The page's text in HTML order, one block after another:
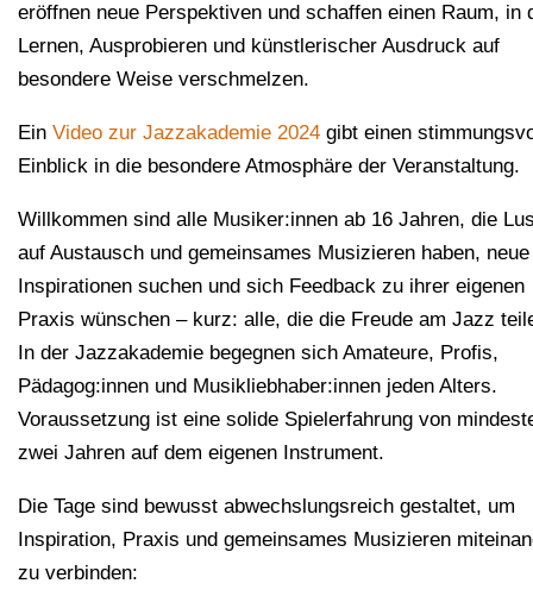
eröffnen neue Perspektiven und schaffen einen Raum, in
Lernen, Ausprobieren und künstlerischer Ausdruck auf
besondere Weise verschmelzen.
Ein Video zur Jazzakademie 2024 gibt einen
Einblick in die besondere Atmosphäre der Veranstaltung.
Willkommen sind alle Musiker:innen ab 16 Jahren, die
auf Austausch und gemeinsames Musizieren haben, neue
Inspirationen suchen und sich Feedback zu ihrer eigenen
Praxis wünschen – kurz: alle, die die Freude am Jazz
In der Jazzakademie begegnen sich Amateure, Profis,
Pädagog:innen und Musikliebhaber:innen jeden Alters.
Voraussetzung ist eine solide Spielerfahrung von
zwei Jahren auf dem eigenen Instrument.
Die Tage sind bewusst abwechslungsreich gestaltet, um
Inspiration, Praxis und gemeinsames Musizieren
zu verbinden: